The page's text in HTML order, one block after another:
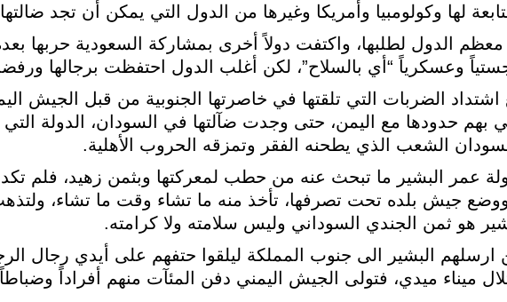
لها وكولومبيا وأمريكا وغيرها من الدول التي يمكن أن تجد
الدول لطلبها، واكتفت دولاً أخرى بمشاركة السعودية حربها
وعسكرياً “أي بالسلاح”، لكن أغلب الدول احتفظت برجالها
الضربات التي تلقتها في خاصرتها الجنوبية من قبل الجيش
حدودها مع اليمن، حتى وجدت ضآلتها في السودان، الدولة التي
الشعب الذي يطحنه الفقر وتمزقه الحروب الأهلية.
عمر البشير ما تبحث عنه من حطب لمعركتها وبثمن زهيد، فلم تكد
جيش بلده تحت تصرفها، تأخذ منه ما تشاء وقت ما تشاء،
هو ثمن الجندي السوداني وليس سلامته ولا كرامته.
ارسلهم البشير الى جنوب المملكة ليلقوا حتفهم على أيدي رجال
ميناء ميدي، فتولى الجيش اليمني دفن المئآت منهم أفراداً